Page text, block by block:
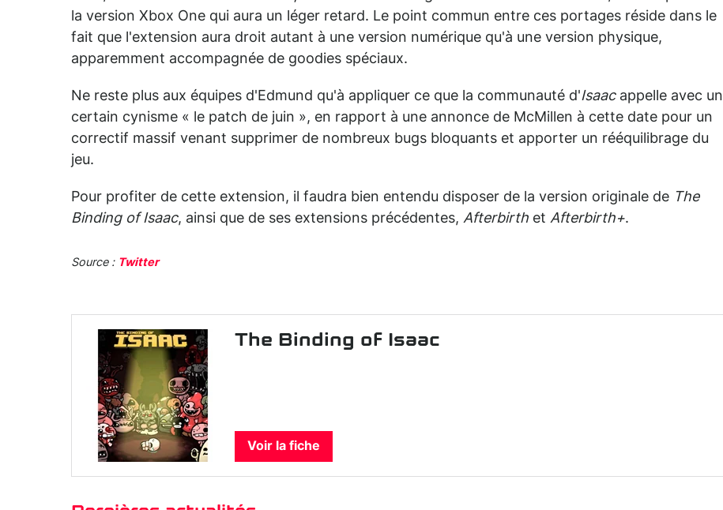
la version Xbox One qui aura un léger retard. Le point commun entre ces portages réside dans le
fait que l'extension aura droit autant à une version numérique qu'à une version physique,
apparemment accompagnée de goodies spéciaux.
Ne reste plus aux équipes d'Edmund qu'à appliquer ce que la communauté d'Isaacappelle avec un
certain cynisme « le patch de juin », en rapport à une annonce de McMillen à cette date pour un
correctif massif venant supprimer de nombreux bugs bloquants et apporter un rééquilibrage du
jeu.
Pour profiter de cette extension, il faudra bien entendu disposer de la version originale de The
Binding of Isaac, ainsi que de ses extensions précédentes, Afterbirth et Afterbirth+.
Source : Twitter
The Binding of Isaac
Voir la fiche